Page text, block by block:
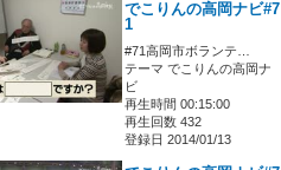
でこりんの高岡ナビ#7
1
#71高岡市ボランテ…
テーマ でこりんの高岡ナ
ビ
再生時間 00:15:00
再生回数 432
登録日 2014/01/13